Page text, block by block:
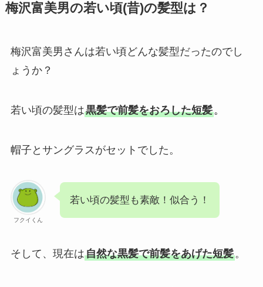
梅沢富美男の若い頃(昔)の髪型は？
梅沢富美男さんは若い頃どんな髪型だったのでし
ょうか？
若い頃の髪型は黒髪で前髪をおろした短髪。
帽子とサングラスがセットでした。
フクイくん
若い頃の髪型も素敵！似合う！
そして、現在は自然な黒髪で前髪をあげた短髪。